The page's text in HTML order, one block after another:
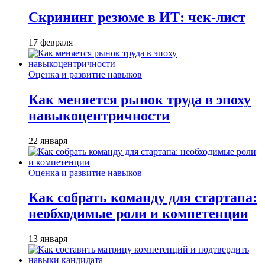
Скрининг резюме в ИТ: чек-лист
17 февраля
Оценка и развитие навыков
Как меняется рынок труда в эпоху
навыкоцентричности
22 января
Оценка и развитие навыков
Как собрать команду для стартапа:
необходимые роли и компетенции
13 января